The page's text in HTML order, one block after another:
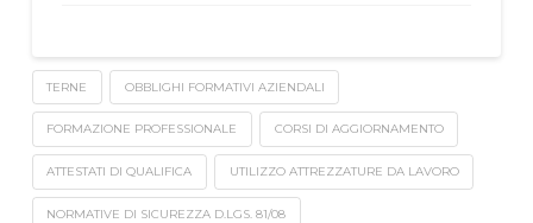
TERNE OBBLIGHI FORMATIVI AZIENDALI
FORMAZIONE PROFESSIONALE CORSI DI AGGIORNAMENTO
ATTESTATI DI QUALIFICA UTILIZZO ATTREZZATURE DA LAVORO
NORMATIVE DI SICUREZZA D.LGS. 81/08